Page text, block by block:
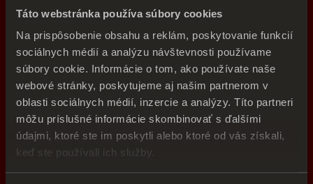
Táto webstránka používa súbory cookies
Na prispôsobenie obsahu a reklám, poskytovanie funkcií
sociálnych médií a analýzu návštevnosti používame
súbory cookie. Informácie o tom, ako používate naše
webové stránky, poskytujeme aj našim partnerom v
oblasti sociálnych médií, inzercie a analýzy. Títo partneri
môžu príslušné informácie skombinovať s ďalšími
údajmi, ktoré ste im poskytli alebo ktoré od vás získali,
keď ste používali ich služby.